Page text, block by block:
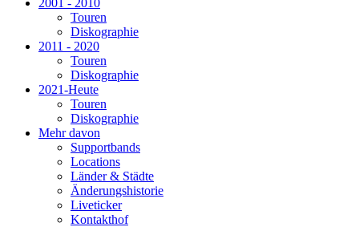
Touren
Diskographie
2011 - 2020
Touren
Diskographie
2021-Heute
Touren
Diskographie
Mehr davon
Supportbands
Locations
Länder & Städte
Änderungshistorie
Liveticker
Kontakthof